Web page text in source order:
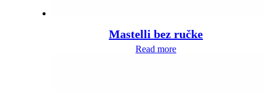
Mastelli bez ručke
Read more